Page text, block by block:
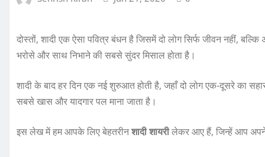
दोस्तों, शादी एक ऐसा पवित्र बंधन है जिसमें दो लोग सिर्फ जीवन नहीं,
भरोसे और साथ निभाने की सबसे सुंदर मिसाल होता है।
शादी के बाद हर दिन एक नई शुरुआत होती है, जहाँ दो लोग एक-दूसरे का
सबसे खास और यादगार पल माना जाता है।
इस लेख में हम आपके लिए बेहतरीनशादी शायरीलेकर आए हैं, जिन्हें आप अपने